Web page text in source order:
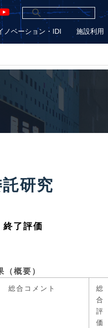
ノベーション・IDI 施設利用
研究
了評価
概要）
総合コメント
総
合
評
価